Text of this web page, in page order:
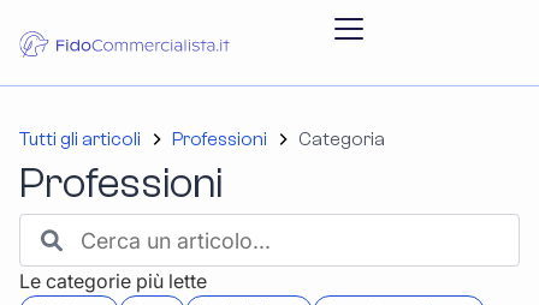
Tutti gli articoli Professioni Categoria
Professioni
Le categorie più lette